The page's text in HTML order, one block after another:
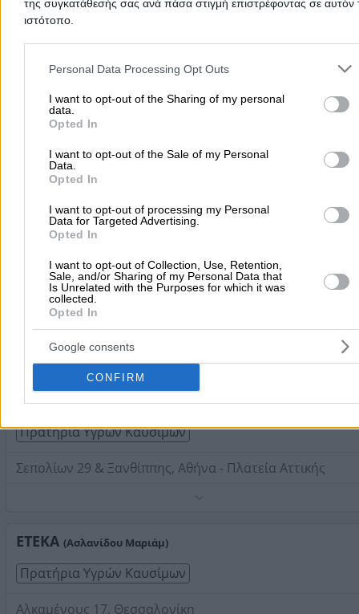
της συγκατάθεσής σας ανά πάσα στιγμή επιστρέφοντας σε αυτόν
ιστότοπο.
Please note that this website/app uses one or more Google
and may gather and store information including but not limited to
to Google and its third-party tags to use your data for below
purposes in below Google consent section.
Personal Data Processing Opt Outs
I want to opt-out of the Sharing of my personal
data.
Opted In
I want to opt-out of the Sale of my Personal
Data.
Opted In
I want to opt-out of processing my Personal
Data for Targeted Advertising.
Opted In
I want to opt-out of Collection, Use, Retention,
Sale, and/or Sharing of my Personal Data that
Is Unrelated with the Purposes for which it was
collected.
Opted In
Google consents
CONFIRM
ΕΤΕΚΑ - ΟΚΕΑ ΕΕ
Διανομή Πετρελαίου Θέρμανσης
Πρατήρια Υγρών Καυσίμων
Κομνηνών 12-18, Ηράκλειο
Στοιχεία αναζήτησης:Βενζινάδικα ΕΤΕΚΑ
ΕΤΕΚΑ - ΛΥΚΟΥΡΗΣ ΑΘΑΝΑΣΙΟΣ ΚΑΙ ΣΙΑ ΟΕ
Πρατήρια Υγρών Καυσίμων
10ο χλμ Εθνικής Οδού Βόλου - Λάρισας, Βόλος
Στοιχεία αναζήτησης:Βενζινάδικα ΕΤΕΚΑ
- ΣΕΠΟΛΙΩΝ OIL ΕΕ
5.0
(4 αξιολογήσεις)
Πρατήρια Υγρών Καυσίμων
Σεπολίων 29 & Ξανθίππης, Αθήνα - Πλατεία Αττικής
ΕΤΕΚΑ (Ασλανίδου Μαριάμ)
Πρατήρια Υγρών Καυσίμων
Αλκαμένους 17, Θεσσαλονίκη